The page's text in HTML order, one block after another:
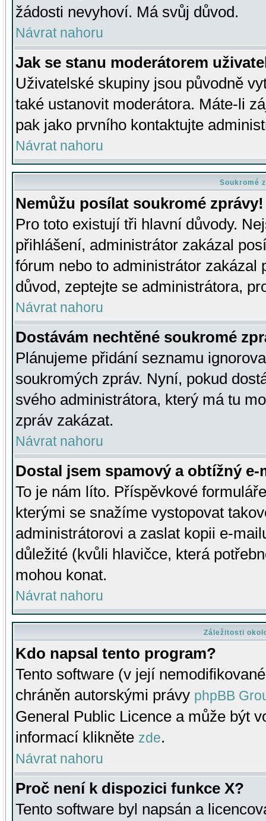
žádosti nevyhoví. Má svůj důvod.
Návrat nahoru
Jak se stanu moderátorem
Uživatelské skupiny jsou původně
také ustanovit moderátora. Máte-li
pak jako prvního kontaktujte
Návrat nahoru
Soukromé
Nemůžu posílat soukromé zprávy!
Pro toto existují tři hlavní důvody.
přihlášení, administrátor zakázal
fórum nebo to administrátor zakázal
důvod, zeptejte se administrátora,
Návrat nahoru
Dostávám nechtěné soukromé
Plánujeme přidání seznamu
soukromých zpráv. Nyní, pokud
svého administrátora, který má tu
zpráv zakázat.
Návrat nahoru
Dostal jsem spamový a obtížný
To je nám líto. Příspěvkové
kterými se snažíme vystopovat
administrátorovi a zaslat kopii e-
důležité (kvůli hlavičce, která
mohou konat.
Návrat nahoru
Záležitosti
Kdo napsal tento program?
Tento software (v její
chráněn autorskými právy phpBB
General Public Licence a může být
informací klikněte zde.
Návrat nahoru
Proč není k dispozici funkce X?
Tento software byl napsán a